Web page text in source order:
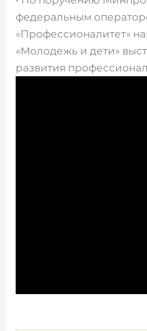
федеральным
«Профессионалитет»
«Молодежь и дети»
развития